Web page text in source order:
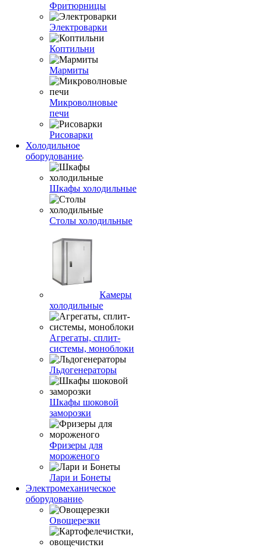
Фритюрницы
Электроварки
Коптильни
Мармиты
Микроволновые
печи
Рисоварки
Холодильное
оборудование
Шкафы холодильные
Столы холодильные
Камеры
холодильные
Агрегаты, сплит-
системы, моноблоки
Льдогенераторы
Шкафы шоковой
заморозки
Фризеры для
мороженого
Лари и Бонеты
Электромеханическое
оборудование
Овощерезки